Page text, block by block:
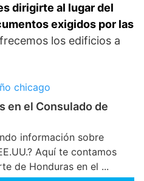
dirigirte al lugar del
exigidos por las
los edificios a
en el Consulado de
información sobre
Aquí te contamos
de Honduras en el ...